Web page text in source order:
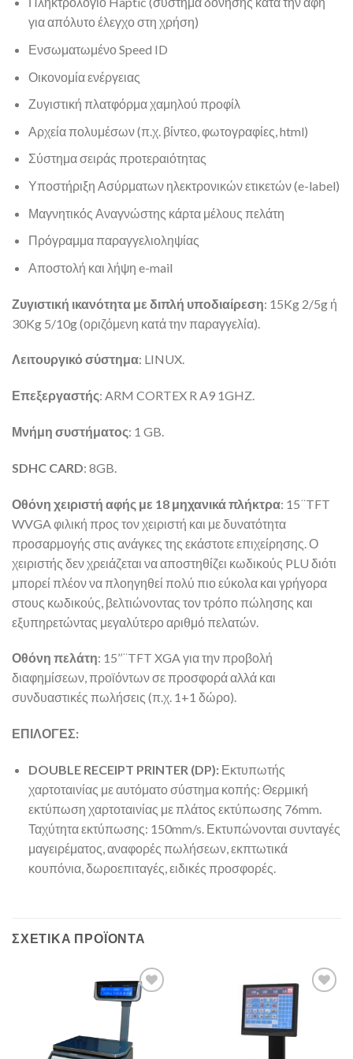
για απόλυτο έλεγχο στη χρήση)
Ενσωματωμένο Speed ID
Οικονομία ενέργειας
Ζυγιστική πλατφόρμα χαμηλού προφίλ
Αρχεία πολυμέσων (π.χ. βίντεο, φωτογραφίες, html)
Σύστημα σειράς προτεραιότητας
Υποστήριξη Ασύρματων ηλεκτρονικών ετικετών (e-label)
Μαγνητικός Αναγνώστης κάρτα μέλους πελάτη
Πρόγραμμα παραγγελιοληψίας
Αποστολή και λήψη e-mail
Ζυγιστική ικανότητα με διπλή υποδιαίρεση: 15Kg 2/5g ή
30Kg 5/10g (οριζόμενη κατά την παραγγελία).
Λειτουργικό σύστημα: LINUX.
Επεξεργαστής: ARM CORTEX R A9 1GHZ.
Μνήμη συστήματος: 1 GB.
SDHC CARD: 8GB.
Οθόνη χειριστή αφής με 18 μηχανικά πλήκτρα: 15 ̈ TFT
WVGA φιλική προς τον χειριστή και με δυνατότητα
προσαρμογής στις ανάγκες της εκάστοτε επιχείρησης. Ο
χειριστής δεν χρειάζεται να αποστηθίζει κωδικούς PLU διότι
μπορεί πλέον να πλοηγηθεί πολύ πιο εύκολα και γρήγορα
στους κωδικούς, βελτιώνοντας τον τρόπο πώλησης και
εξυπηρετώντας μεγαλύτερο αριθμό πελατών.
Οθόνη πελάτη: 15’’ ̈ TFT XGA για την προβολή
διαφημίσεων, προϊόντων σε προσφορά αλλά και
συνδυαστικές πωλήσεις (π.χ. 1+1 δώρο).
ΕΠΙΛΟΓΕΣ:
DOUBLE RECEIPT PRINTER (DP):Εκτυπωτής
χαρτοταινίας με αυτόματο σύστημα κοπής: Θερμική
εκτύπωση χαρτοταινίας με πλάτος εκτύπωσης 76mm.
Ταχύτητα εκτύπωσης: 150mm/s. Εκτυπώνονται συνταγές
μαγειρέματος, αναφορές πωλήσεων, εκπτωτικά
κουπόνια, δωροεπιταγές, ειδικές προσφορές.
ΣΧΕΤΙΚΆ ΠΡΟΪΌΝΤΑ
Wishlist